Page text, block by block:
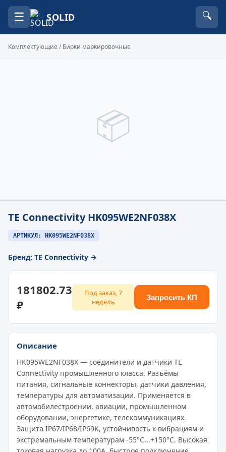
☰ SOLID 🔍
Комплектующие /Бирки маркировочные
📦
TE Connectivity HK095WE2NF038X
АРТИКУЛ: HK095WE2NF038X
Бренд: TE Connectivity →
181802.73
₽
Под заказ, 7
недель
Запросить КП
Описание
HK095WE2NF038X — соединители и датчики TE
Connectivity промышленного класса. Разъёмы
питания, сигнальные коннекторы, датчики давления,
температуры для автоматизации. Применяется в
автомобилестроении, авиации, промышленном
оборудовании, энергетике, телекоммуникациях.
Защита IP67/IP68/IP69K, устойчивость к вибрациям и
экстремальным температурам -55°C...+150°C. Высокая